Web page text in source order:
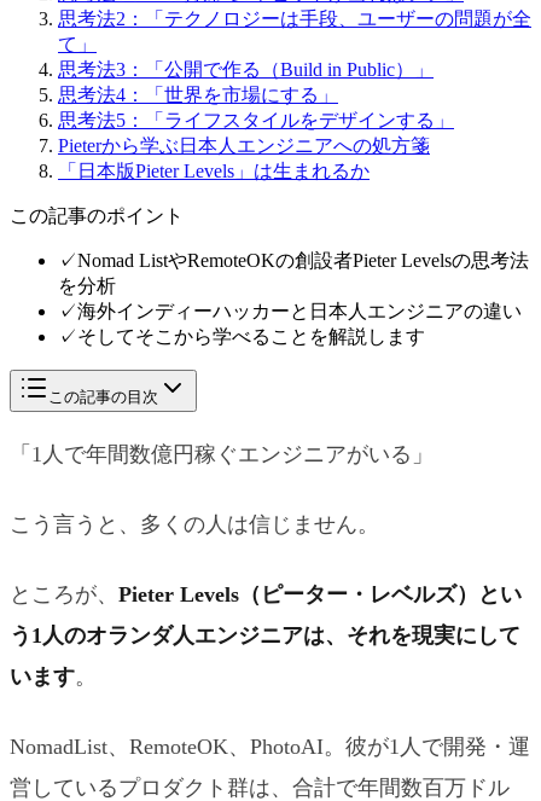
思考法2：「テクノロジーは手段、ユーザーの問題が全
て」
思考法3：「公開で作る（Build in Public）」
思考法4：「世界を市場にする」
思考法5：「ライフスタイルをデザインする」
Pieterから学ぶ日本人エンジニアへの処方箋
「日本版Pieter Levels」は生まれるか
この記事のポイント
✓Nomad ListやRemoteOKの創設者Pieter Levelsの思考法
を分析
✓海外インディーハッカーと日本人エンジニアの違い
✓そしてそこから学べることを解説します
この記事の目次
「1人で年間数億円稼ぐエンジニアがいる」
こう言うと、多くの人は信じません。
ところが、 Pieter Levels（ピーター・レベルズ）とい
う1人のオランダ人エンジニアは、それを現実にして
います。
NomadList、RemoteOK、PhotoAI。彼が1人で開発・運
営しているプロダクト群は、合計で年間数百万ドル